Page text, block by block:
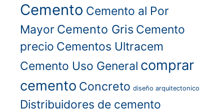
Cemento Cemento al Por
Mayor Cemento Gris Cemento
precio Cementos Ultracem
Cemento Uso General comprar
cemento Concreto diseño arquitectonico
Distribuidores de cemento